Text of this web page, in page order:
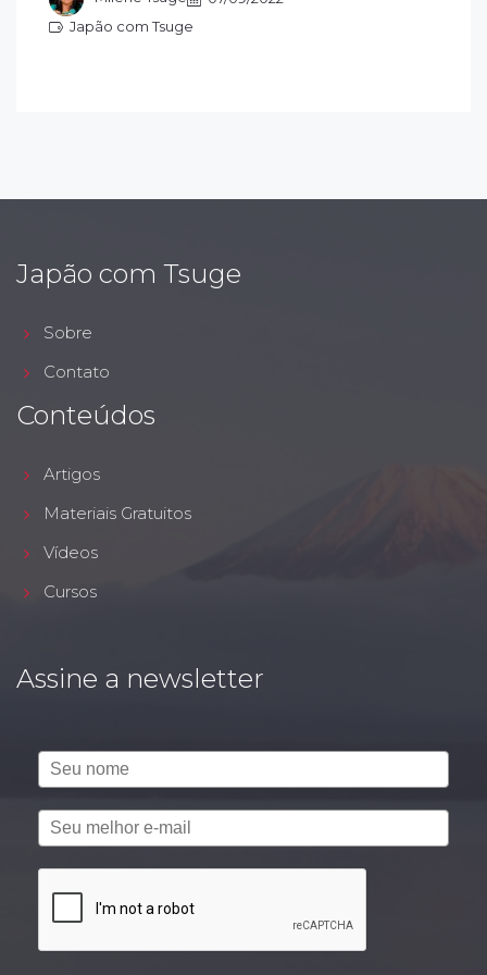
Japão com Tsuge
Japão com Tsuge
Sobre
Contato
Conteúdos
Artigos
Materiais Gratuitos
Vídeos
Cursos
Assine a newsletter